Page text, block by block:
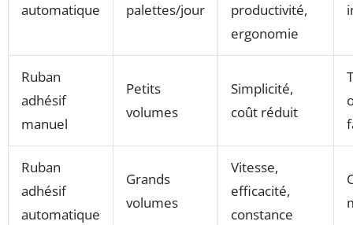
automatique
palettes/jour
productivité,
ergonomie
Ruban
adhésif
manuel
Petits
volumes
Simplicité,
coût réduit
Ruban
adhésif
automatique
Grands
volumes
Vitesse,
efficacité,
constance